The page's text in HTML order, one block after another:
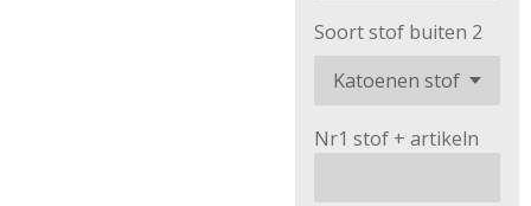
Soort stof buiten 2
Nr1 stof + artikeln